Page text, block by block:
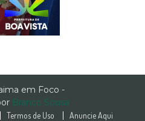
em Foco -
Branco Sousa
Termos de Uso Anuncie Aqui